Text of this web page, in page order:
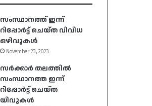
സംസ്ഥാനത്ത് ഇന്ന്
റിപ്പോർട്ട് ചെയ്ത വിവിധ
ഒഴിവുകൾ
November 23, 2023
സർക്കാർ തലത്തിൽ
സംസ്ഥാനത്ത ഇന്ന്
റിപ്പോർട്ട് ചെയ്ത
യിവുകൾ